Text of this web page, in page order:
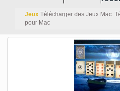
Jeux Télécharger des Jeux Mac.
pour Mac